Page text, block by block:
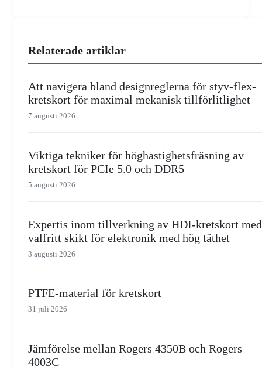
Relaterade artiklar
Att navigera bland designreglerna för styv-flex-
kretskort för maximal mekanisk tillförlitlighet
7 augusti 2026
Viktiga tekniker för höghastighetsfräsning av
kretskort för PCIe 5.0 och DDR5
5 augusti 2026
Expertis inom tillverkning av HDI-kretskort med
valfritt skikt för elektronik med hög täthet
3 augusti 2026
PTFE-material för kretskort
31 juli 2026
Jämförelse mellan Rogers 4350B och Rogers
4003C